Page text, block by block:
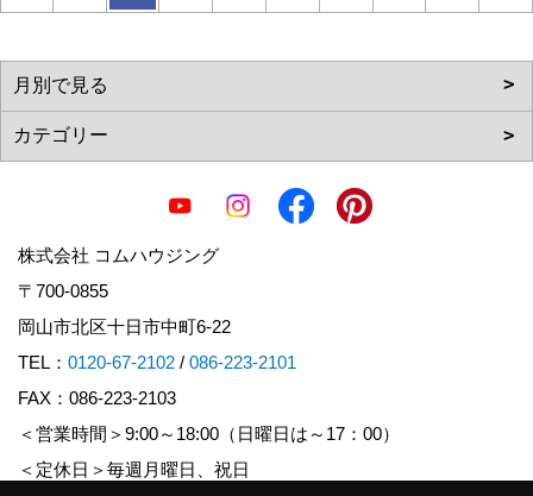
株式会社 コムハウジング
〒700-0855
岡山市北区十日市中町6-22
TEL： 0120-67-2102 / 086-223-2101
FAX：086-223-2103
＜営業時間＞9:00～18:00（日曜日は～17：00）
＜定休日＞毎週月曜日、祝日